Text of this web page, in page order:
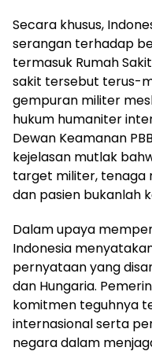
Secara khusus,
serangan terhadap
termasuk Rumah
sakit tersebut terus-
gempuran militer
hukum humaniter
Dewan Keamanan
kejelasan mutlak
target militer, tenaga
dan pasien bukanlah
Dalam upaya
Indonesia
pernyataan yang
dan Hungaria.
komitmen teguhnya
internasional serta
negara dalam